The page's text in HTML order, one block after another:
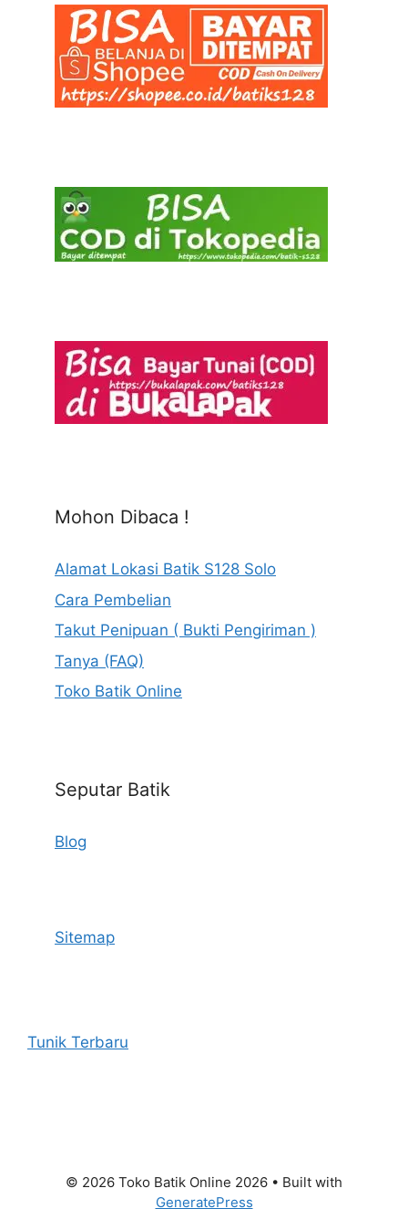
Mohon Dibaca !
Alamat Lokasi Batik S128 Solo
Cara Pembelian
Takut Penipuan ( Bukti Pengiriman )
Tanya (FAQ)
Toko Batik Online
Seputar Batik
Blog
Sitemap
Tunik Terbaru
© 2026 Toko Batik Online 2026 • Built with
GeneratePress